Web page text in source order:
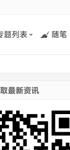
题列表 随笔
最新资讯